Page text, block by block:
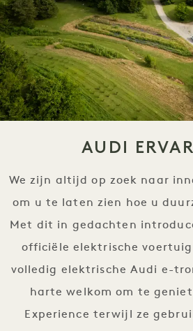
AUDI
We zijn altijd op zoek naar
om u te laten zien hoe u
Met dit in gedachten
officiële elektrische voertuig
volledig elektrische Audi e-
harte welkom om te
Experience terwijl ze